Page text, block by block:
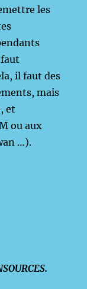
les
il faut des
mais
et
ou aux
…).